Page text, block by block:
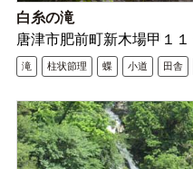
白糸の滝
唐津市肥前町新木場甲１１
滝 柱状節理 蝶 小道 田舎